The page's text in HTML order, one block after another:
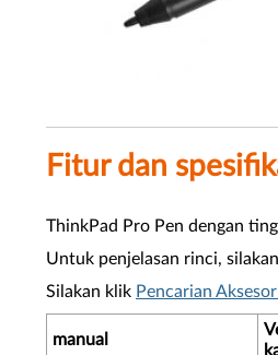
Fitur dan
ThinkPad Pro Pen dengan
Untuk penjelasan rinci,
Silakan klik Pencarian
manual